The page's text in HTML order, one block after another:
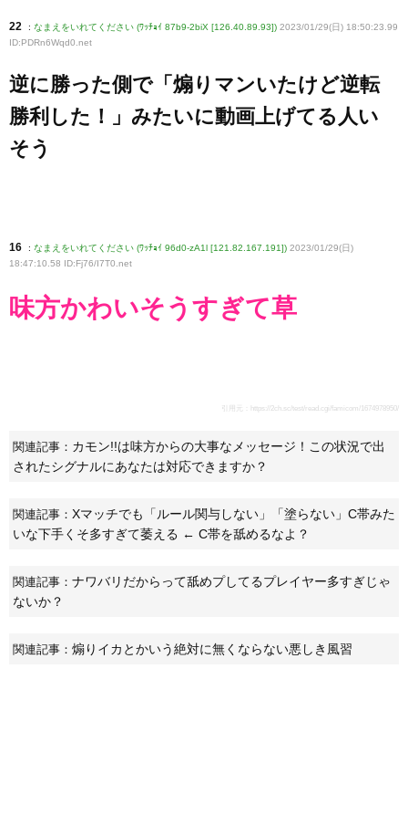
22 : なまえをいれてください (ﾜｯﾁｮｲ 87b9-2biX [126.40.89.93]) 2023/01/29(日) 18:50:23.99
ID:PDRn6Wqd0.net
逆に勝った側で「煽りマンいたけど逆転
勝利した！」みたいに動画上げてる人い
そう
16 : なまえをいれてください (ﾜｯﾁｮｲ 96d0-zA1l [121.82.167.191]) 2023/01/29(日)
18:47:10.58 ID:Fj76/I7T0 .net
味方かわいそうすぎて草
引用元： https://2ch.sc/test/read.cgi/famicom/1674978950/
関連記事： カモン!!は味方からの大事なメッセージ！この状況で出
されたシグナルにあなたは対応できますか？
関連記事： Xマッチでも「ルール関与しない」「塗らない」C帯みた
いな下手くそ多すぎて萎える ← C帯を舐めるなよ？
関連記事： ナワバリだからって舐めプしてるプレイヤー多すぎじゃ
ないか？
関連記事： 煽りイカとかいう絶対に無くならない悪しき風習